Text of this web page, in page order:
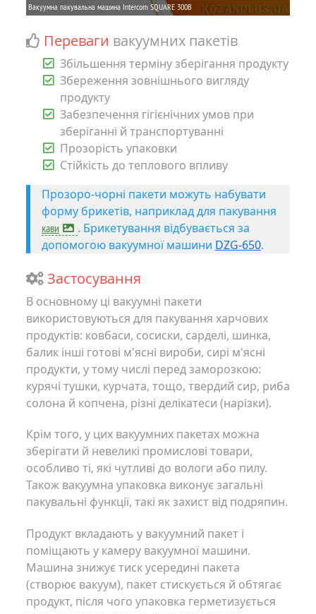
Переваги вакуумних пакетів
Збільшення терміну зберігання продукту
Збереження зовнішнього вигляду
продукту
Забезпечення гігієнічних умов при
зберіганні й транспортуванні
Прозорість упаковки
Стійкість до теплового впливу
Прозоро-чорні пакети можуть набувати
форму брикетів, наприклад для пакування
кави
. Брикетування відбувається за
допомогою вакуумної машини DZG-650.
Застосування
В основному ці вакуумні пакети
використовуються для пакування харчових
продуктів: ковбаси, сосиски, сарделі, шинка,
балик інші готові м'ясні вироби, сирі м'ясні
продукти, у тому числі перед заморозкою:
курячі тушки, курчата, тощо, твердий сир, риба
солона й копчена, різні делікатеси (нарізки).
Крім того, у цих вакуумних пакетах можна
зберігати й невеликі промислові товари,
особливо ті, які чутливі до вологи або пилу.
Також вакуумна упаковка виконує загальні
пакувальні функції, такі як захист від подряпин.
Продукт вкладають у вакуумний пакет і
поміщають у камеру вакуумної машини.
Машина знижує тиск усередині пакета
(створює вакуум), пакет стискується й обтягає
продукт, після чого упаковка герметизується